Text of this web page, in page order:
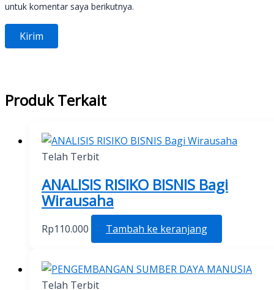
untuk komentar saya berikutnya.
Produk Terkait
Telah Terbit
ANALISIS RISIKO BISNIS Bagi
Wirausaha
Rp110.000 Tambah ke keranjang
Telah Terbit